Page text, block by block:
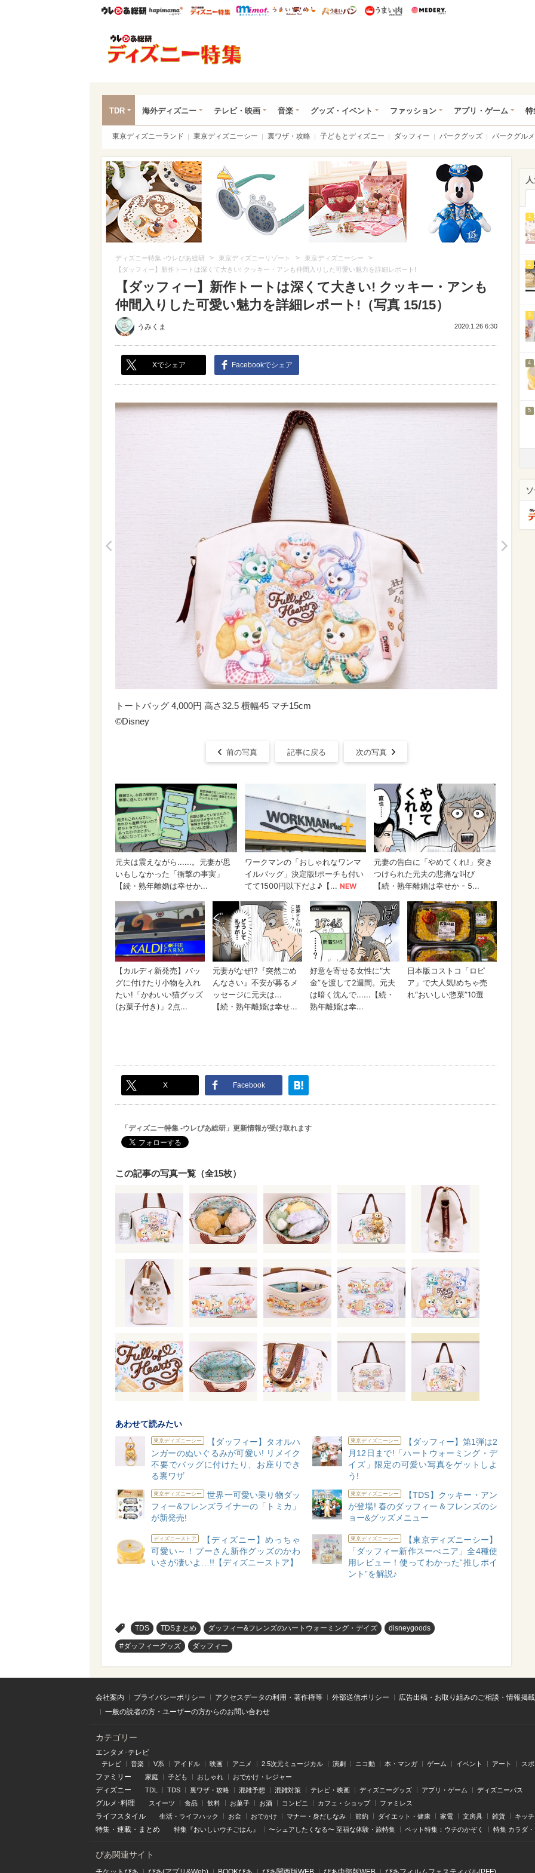
ウレぴあ総研ハピママ* ウレぴあ総研 ディズニー特集
mimot. うまいめし うまいパン うまい肉
TDR 海外ディズニー テレビ・映画 音楽 グッズ・イベント ファッション アプリ・ゲーム 特
東京ディズニーランド 東京ディズニーシー 裏ワザ・攻略 子どもとディズニー ダッフィー パークグッズ パークグルメ
ディズニー特集 -ウレぴあ総研 > 東京ディズニーリゾート > 東京ディズニーシー >
【ダッフィー】新作トートは深くて大きい! クッキー・アンも仲間入りした可愛い魅力を詳細レポート!
【ダッフィー】新作トートは深くて大きい! クッキー・アンも
仲間入りした可愛い魅力を詳細レポート!（写真 15/15）
うみくま 2020.1.26 6:30
Xでシェア Facebookでシェア
トートバッグ 4,000円 高さ32.5 横幅45 マチ15cm
©Disney
前の写真 記事に戻る 次の写真
X Facebook
「ディズニー特集 -ウレぴあ総研」更新情報が受け取れます
この記事の写真一覧（全15枚）
あわせて読みたい
東京ディズニーシー
【ダッフィー】タオルハ
ンガーのぬいぐるみが可愛い! リメイク
不要でバッグに付けたり、お座りでき
る裏ワザ
東京ディズニーシー
【ダッフィー】第1弾は2
月12日まで!「ハートウォーミング・デ
イズ」限定の可愛い写真をゲットしよ
う!
東京ディズニーシー
世界一可愛い乗り物ダッ
フィー&フレンズライナーの「トミカ」
が新発売!
東京ディズニーシー
【TDS】クッキー・アン
が登場! 春のダッフィー＆フレンズのシ
ョー&グッズメニュー
ディズニーストア
【ディズニー】めっちゃ
可愛い～！プーさん新作グッズのかわ
いさが凄いよ…!!【ディズニーストア】
東京ディズニーシー
【東京ディズニーシー】
「ダッフィー新作スーべニア」全4種使
用レビュー！使ってわかった“推しポイ
ント”を解説♪
TDS TDSまとめ ダッフィー&フレンズのハートウォーミング・デイズ disneygoods
#ダッフィーグッズ ダッフィー
1
2
3
4
5
会社案内 プライバシーポリシー アクセスデータの利用・著作権等 外部送信ポリシー
広告出稿・お取り組みのご相談・情報掲
一般の読者の方・ユーザーの方からのお問い合わせ
カテゴリー
エンタメ･テレビ
テレビ 音楽 V系 アイドル 映画 アニメ 2.5次元ミュージカル 演劇 ニコ動 本・マンガ ゲーム イベント アート ス
ファミリー 家庭 子ども おしゃれ おでかけ・レジャー
ディズニー TDL TDS 裏ワザ・攻略 混雑予想 混雑対策 テレビ・映画 ディズニーグッズ アプリ・ゲーム ディズニーパス
グルメ･料理 スイーツ 食品 飲料 お菓子 お酒 コンビニ カフェ・ショップ ファミレス
ライフスタイル 生活・ライフハック お金 おでかけ マナー・身だしなみ 節約 ダイエット・健康 家電 文房具 雑貨 キッ
特集 ・ 連載 ・ まとめ 特集『おいしいウチごはん』 〜シェアしたくなる〜 至福な体験・旅特集 ペット特集：ウチのかぞく 特集 カラダ
ぴあ関連サイト